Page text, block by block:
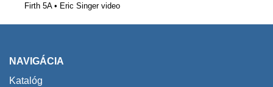
Firth 5A • Eric Singer video
NAVIGÁCIA
Katalóg